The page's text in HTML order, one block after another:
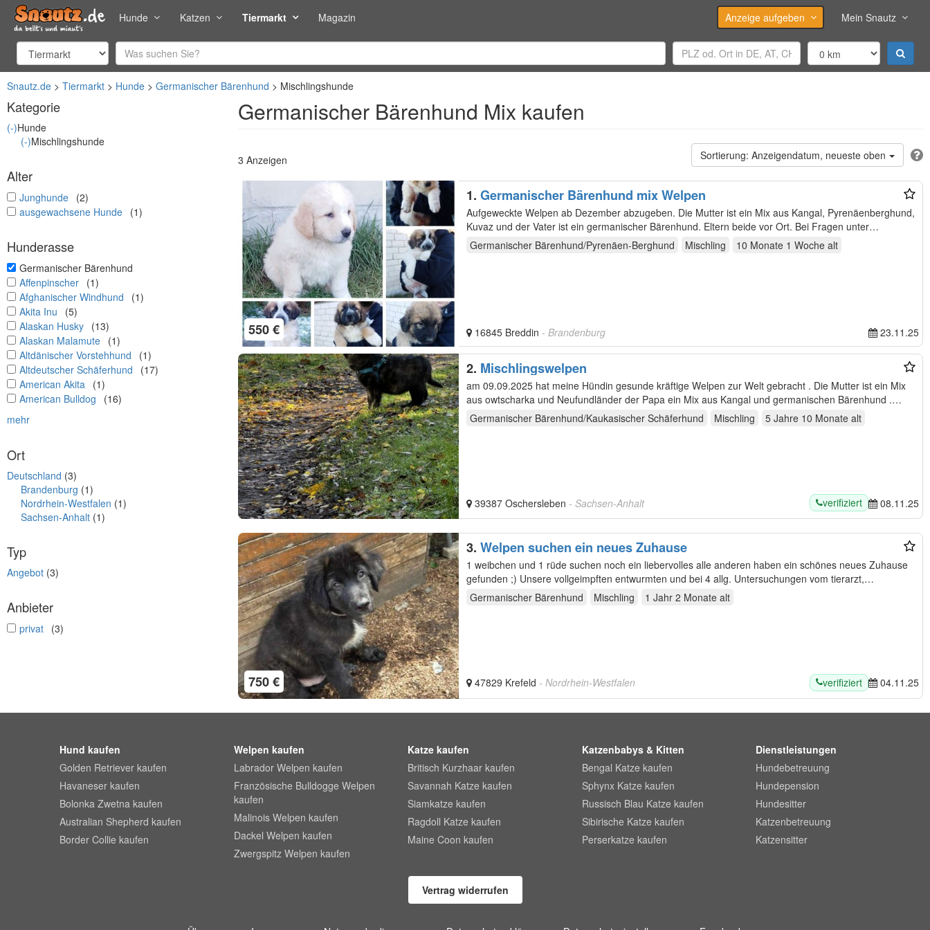
Hunde Katzen Tiermarkt Magazin Anzeige aufgeben Mein Snautz
Snautz.de Tiermarkt Hunde Germanischer Bärenhund Mischlingshunde
Kategorie
(-)Hunde
(-)Mischlingshunde
Alter
undefined
Junghunde (2)
undefined
ausgewachsene Hunde (1)
Hunderasse
undefined
Germanischer Bärenhund
undefined
Affenpinscher (1)
undefined
Afghanischer Windhund
(1)
undefined
Akita Inu
(5)
undefined
Alaskan Husky (13)
undefined
Alaskan Malamute (1)
undefined
Altdänischer Vorstehhund
(1)
undefined
Altdeutscher Schäferhund
(17)
undefined
American Akita (1)
undefined
American Bulldog
(16)
mehr
Ort
Deutschland (3)
Brandenburg (1)
Nordrhein-Westfalen (1)
Sachsen-Anhalt (1)
Typ
Angebot (3)
Anbieter
undefined
privat (3)
Germanischer Bärenhund Mix kaufen
Anzeigendatum, neueste oben
3 Anzeigen
1. Germanischer Bärenhund mix Welpen
550 €
Aufgeweckte Welpen ab Dezember abzugeben. Die Mutter ist ein Mix aus Kangal, Pyrenäenberghund,
Kuvaz und der Vater ist ein germanischer Bärenhund. Eltern beide vor Ort. Bei Fragen unter
015140432499…
Germanischer Bärenhund/Pyrenäen-Berghund Mischling 10 Monate 1 Woche alt
16845 Breddin - Brandenburg 23.11.25
2. Mischlingswelpen
am 09.09.2025 hat meine Hündin gesunde kräftige Welpen zur Welt gebracht . Die Mutter ist ein Mix
aus owtscharka und Neufundländer der Papa ein Mix aus Kangal und germanischen Bärenhund .
Die…
Germanischer Bärenhund/Kaukasischer Schäferhund Mischling 5 Jahre 10 Monate alt
39387 Oschersleben - Sachsen-Anhalt verifiziert 08.11.25
3. Welpen suchen ein neues Zuhause
750 €
1 weibchen und 1 rüde suchen noch ein liebervolles alle anderen haben ein schönes neues Zuhause
gefunden ;) Unsere vollgeimpften entwurmten und bei 4 allg. Untersuchungen vom tierarzt,…
Germanischer Bärenhund
Mischling 1 Jahr 2 Monate alt
47829 Krefeld - Nordrhein-Westfalen verifiziert 04.11.25
Hund kaufen
Golden Retriever kaufen
Havaneser kaufen
Bolonka Zwetna kaufen
Australian Shepherd kaufen
Border Collie kaufen
Welpen kaufen
Labrador Welpen kaufen
Französische Bulldogge Welpen
kaufen
Malinois Welpen kaufen
Dackel Welpen kaufen
Zwergspitz Welpen kaufen
Katze kaufen
Britisch Kurzhaar kaufen
Savannah Katze kaufen
Siamkatze kaufen
Ragdoll Katze kaufen
Maine Coon kaufen
Katzenbabys & Kitten
Bengal Katze kaufen
Sphynx Katze kaufen
Russisch Blau Katze kaufen
Sibirische Katze kaufen
Perserkatze kaufen
Dienstleistungen
Hundebetreuung
Hundepension
Hundesitter
Katzenbetreuung
Katzensitter
Vertrag widerrufen